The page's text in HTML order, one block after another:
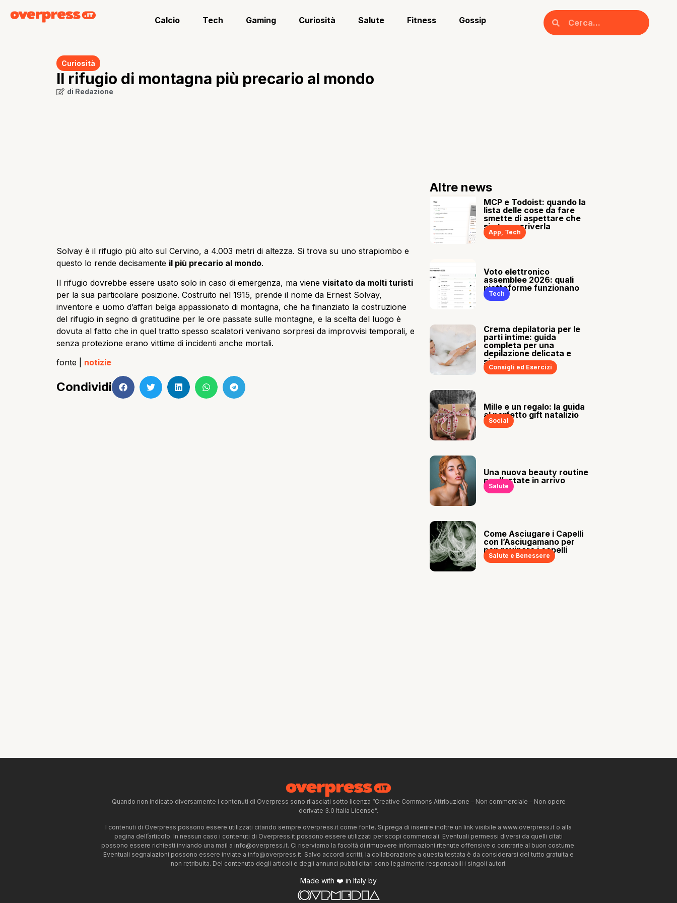
Calcio Tech Gaming Curiosità Salute Fitness Gossip
Curiosità
Il rifugio di montagna più precario al mondo
di Redazione
Solvay è il rifugio più alto sul Cervino, a 4.003 metri di altezza. Si trova su uno strapiombo e
questo lo rende decisamente il più precario al mondo.
Il rifugio dovrebbe essere usato solo in caso di emergenza, ma viene visitato da molti turisti
per la sua particolare posizione. Costruito nel 1915, prende il nome da Ernest Solvay,
inventore e uomo d’affari belga appassionato di montagna, che ha finanziato la costruzione
del rifugio in segno di gratitudine per le ore passate sulle montagne, e la scelta del luogo è
dovuta al fatto che in quel tratto spesso scalatori venivano sorpresi da improvvisi temporali, e
senza protezione erano vittime di incidenti anche mortali.
fonte | notizie
Condividi
Altre news
MCP e Todoist: quando la
lista delle cose da fare
smette di aspettare che
sia tu a scriverla
App, Tech
Voto elettronico
assemblee 2026: quali
piattaforme funzionano
Tech
Crema depilatoria per le
parti intime: guida
completa per una
depilazione delicata e
sicura
Consigli ed Esercizi
Mille e un regalo: la guida
al perfetto gift natalizio
Social
Una nuova beauty routine
per l’estate in arrivo
Salute
Come Asciugare i Capelli
con l’Asciugamano per
non rovinare i capelli
Salute e Benessere
Quando non indicato diversamente i contenuti di Overpress sono rilasciati sotto licenza “Creative Commons Attribuzione – Non commerciale – Non opere
derivate 3.0 Italia License”.
I contenuti di Overpress possono essere utilizzati citando sempre overpress.it come fonte. Si prega di inserire inoltre un link visibile a www.overpress.it o alla
pagina dell’articolo. In nessun caso i contenuti di Overpress.it possono essere utilizzati per scopi commerciali. Eventuali permessi diversi da quelli citati
possono essere richiesti inviando una mail a info@overpress.it. Ci riserviamo la facoltà di rimuovere informazioni ritenute offensive o contrarie al buon costume.
Eventuali segnalazioni possono essere inviate a info@overpress.it. Salvo accordi scritti, la collaborazione a questa testata è da considerarsi del tutto gratuita e
non retribuita. Del contenuto degli articoli e degli annunci pubblicitari sono legalmente responsabili i singoli autori.
Made with ❤️ in Italy by